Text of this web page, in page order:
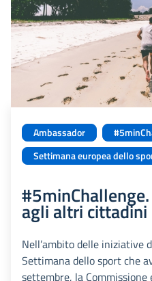
Ambassador
Settimana europea dello
agli altri cittadini
Nell’ambito delle iniziative
Settimana dello sport che
settembre, la